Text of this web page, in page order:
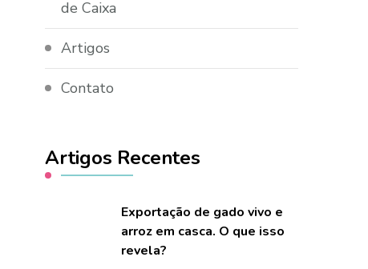
de Caixa
Artigos
Contato
Artigos Recentes
Exportação de gado vivo e
arroz em casca. O que isso
revela?